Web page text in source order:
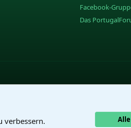
Facebook-
Das
verbessern.